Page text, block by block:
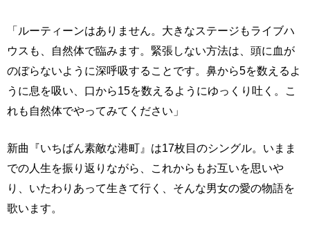
「ルーティーンはありません。大きなステージもライブハ
ウスも、自然体で臨みます。緊張しない方法は、頭に血が
のぼらないように深呼吸することです。鼻から5を数えるよ
うに息を吸い、口から15を数えるようにゆっくり吐く。こ
れも自然体でやってみてください」
新曲『いちばん素敵な港町』は17枚目のシングル。いまま
での人生を振り返りながら、これからもお互いを思いや
り、いたわりあって生きて行く、そんな男女の愛の物語を
歌います。